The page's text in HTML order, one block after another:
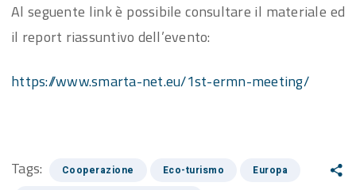
Al seguente link è possibile consultare il materiale ed
il report riassuntivo dell’evento:
https://www.smarta-net.eu/1st-ermn-meeting/
Tags: Cooperazione Eco-turismo
Europa